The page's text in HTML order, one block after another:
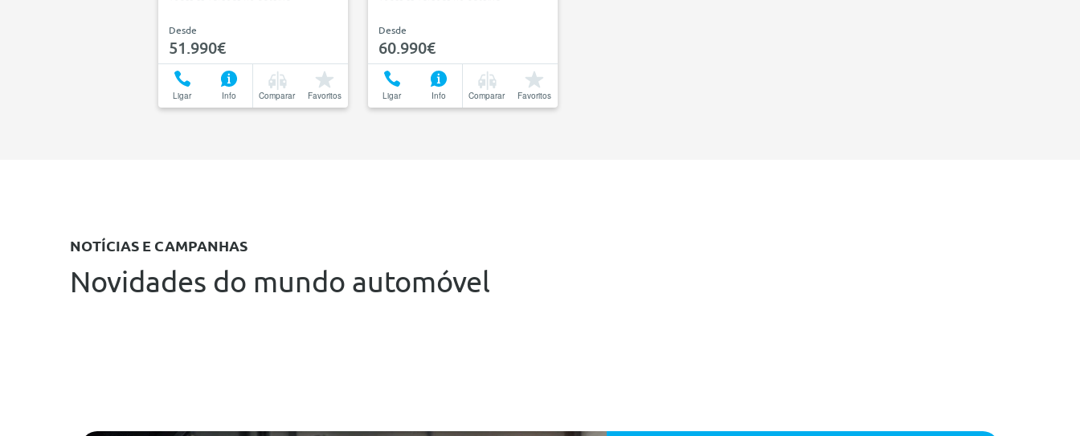
Desde
51.990€
Ligar Info Comparar Favoritos
Desde
60.990€
Ligar Info Comparar Favoritos
NOTÍCIAS E CAMPANHAS
Novidades do mundo automóvel